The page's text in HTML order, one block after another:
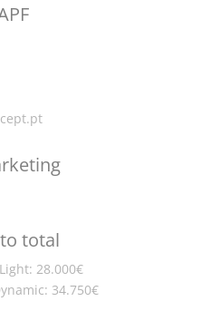
total
28.000€
34.750€